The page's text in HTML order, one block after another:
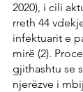
2020), i cili
rreth 44
infektuarit e
mirë (2).
gjithashtu se
njerëzve i